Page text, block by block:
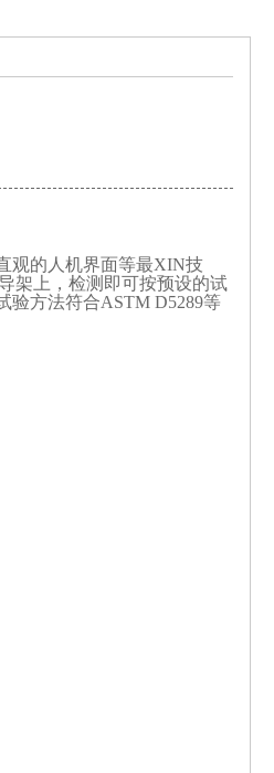
观的人机界面等最XIN技
架上，检测即可按预设的试
验方法符合ASTM D5289等